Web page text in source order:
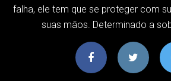
falha, ele tem que se proteger com
suas mãos. Determinado a